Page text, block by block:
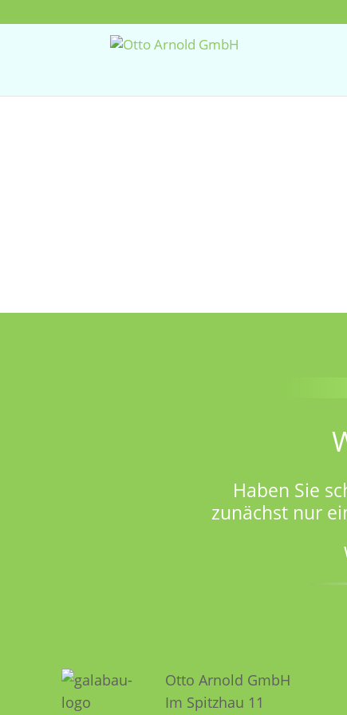
Haben Sie
zunächst nur
Otto Arnold GmbH
Im Spitzhau 11